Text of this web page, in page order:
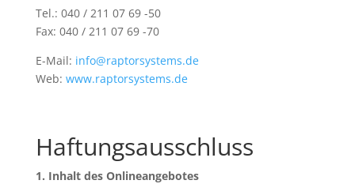
Tel.: 040 / 211 07 69 -50
Fax: 040 / 211 07 69 -70
E-Mail: info@raptorsystems.de
Web: www.raptorsystems.de
Haftungsausschluss
1. Inhalt des Onlineangebotes